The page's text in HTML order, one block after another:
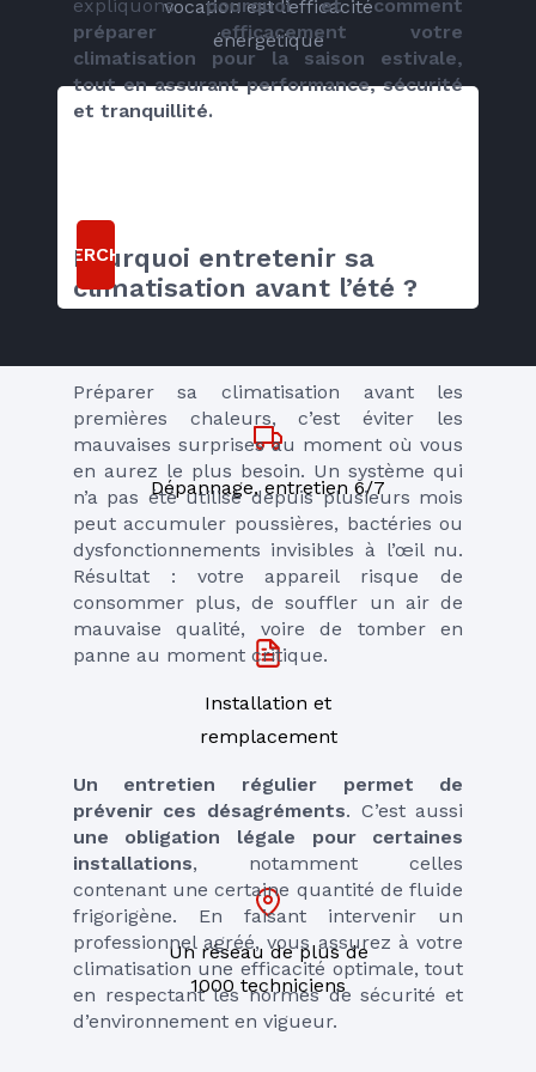
expliquons pourquoi et comment
préparer efficacement votre
climatisation pour la saison estivale,
tout en assurant performance, sécurité
et tranquillité.
Pourquoi entretenir sa
climatisation avant l’été ?
Préparer sa climatisation avant les
premières chaleurs, c’est éviter les
mauvaises surprises au moment où vous
en aurez le plus besoin. Un système qui
n’a pas été utilisé depuis plusieurs mois
peut accumuler poussières, bactéries ou
dysfonctionnements invisibles à l’œil nu.
Résultat : votre appareil risque de
consommer plus, de souffler un air de
mauvaise qualité, voire de tomber en
panne au moment critique.
Un entretien régulier permet de
prévenir ces désagréments
une obligation légale pour certaines
installations, notamment celles
contenant une certaine quantité de fluide
frigorigène. En faisant intervenir un
professionnel agréé, vous assurez à votre
climatisation une efficacité optimale, tout
en respectant les normes de sécurité et
d’environnement en vigueur.
vocation est l’efficacité
énergétique
RECHERCHER
Dépannage, entretien 6/7
Installation et
remplacement
Un réseau de plus de
1000 techniciens